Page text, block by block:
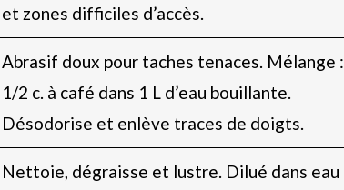
et zones difficiles d’accès.
Abrasif doux pour taches tenaces. Mélange :
1/2 c. à café dans 1 L d’eau bouillante.
Désodorise et enlève traces de doigts.
Nettoie, dégraisse et lustre. Dilué dans eau